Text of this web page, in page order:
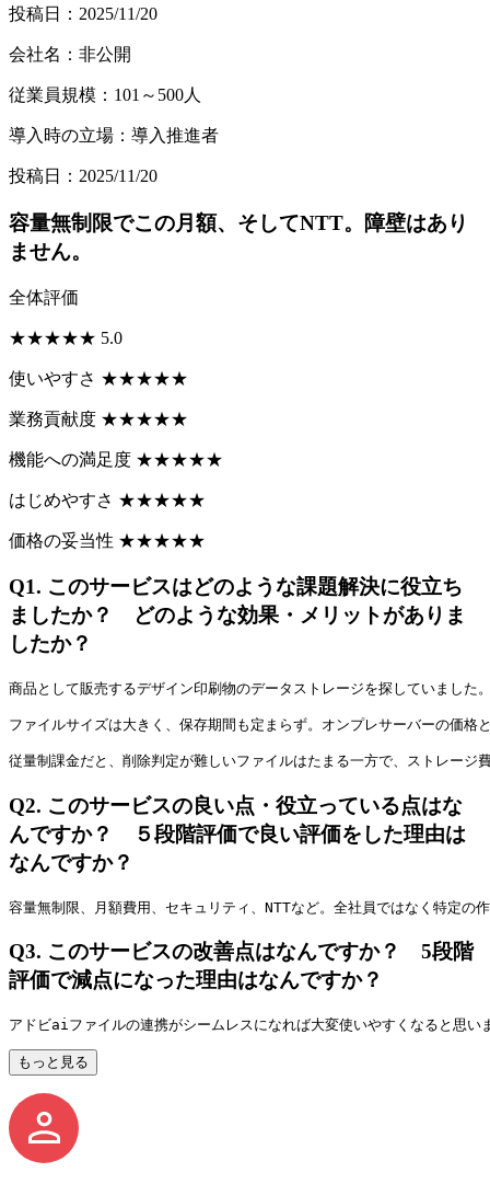
投稿日：2025/11/20
会社名：非公開
従業員規模：101～500人
導入時の立場：導入推進者
投稿日：2025/11/20
容量無制限でこの月額、そしてNTT。障壁はあり
ません。
全体評価
★★★★★ 5.0
使いやすさ ★★★★★
業務貢献度 ★★★★★
機能への満足度 ★★★★★
はじめやすさ ★★★★★
価格の妥当性 ★★★★★
Q1. このサービスはどのような課題解決に役立ち
ましたか？ どのような効果・メリットがありま
したか？
商品として販売するデザイン印刷物のデータストレージを探していました
ファイルサイズは大きく、保存期間も定まらず。オンプレサーバーの価
従量制課金だと、削除判定が難しいファイルはたまる一方で、ストレー
Q2. このサービスの良い点・役立っている点はな
んですか？ ５段階評価で良い評価をした理由は
なんですか？
容量無制限、月額費用、セキュリティ、NTTなど。全社員ではなく特定
Q3. このサービスの改善点はなんですか？ 5段階
評価で減点になった理由はなんですか？
アドビaiファイルの連携がシームレスになれば大変使いやすくなると思
もっと見る